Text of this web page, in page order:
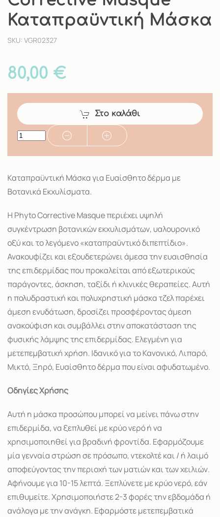
Καταπραϋντική Μάσκα
SKU: VGR02327
80,00 €
Στο καλάθι
Καταπραϋντική Μάσκα για Ευαίσθητο δέρμα με
Βοτανικά Εκχυλίσματα.
Η Phyto Corrective Masque περιέχει υψηλή
συγκέντρωση βοτανικών εκχυλισμάτων, υαλουρονικό
οξύ και το λεγόμενο «καταπραϋντικό διπεπτίδιο».
Ανακουφίζει και εξουδετερώνει άμεσα την ευαισθησία
της επιδερμίδας που προκαλείται από εξωτερικούς
παράγοντες, άσκηση, ταξίδι ή κλινικές θεραπείες. Αυτή
η πολυδραστική και πολυχρηστική μάσκα τζελ παρέχει
άμεση ενυδάτωση, δροσίζει προσφέροντας άμεση
ανακούφιση και συμβάλλει στην αποκατάσταση της
φυσικής λάμψης της επιδερμίδας. Ελεγμένη για
μετεπεμβατική χρήση. Ιδανικό για το Κανονικό, Λιπαρό,
Μικτό, Ξηρό, Ευαίσθητο δέρμα που είναι αφυδατωμένο.
Οδηγίες Χρήσης
Αυτή η μάσκα προσώπου μπορεί να μείνει πάνω στην
επιδερμίδα, να ξεπλυθεί με κρύο νερό ή να
χρησιμοποιηθεί για βραδινή φροντίδα. Εφαρμόζουμε
μία γενναία στρώση σε πρόσωπο, ντεκολτέ και / ή λαιμό
αποφεύγοντας την περιοχή των ματιών και των χειλιών.
Αφήνουμε για 10-15 λεπτά. Ξεπλύνετε με κρύο νερό, εάν
επιθυμείτε. Χρησιμοποιήστε 2-3 φορές την εβδομάδα ή
ανάλογα με την ανάγκη. Εφαρμόστε μετεπεμβατικά